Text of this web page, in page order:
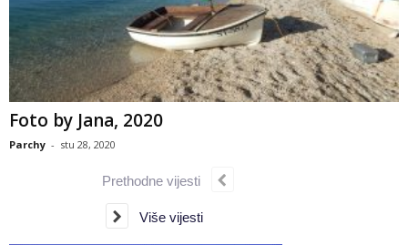
Foto by Jana, 2020
Parchy - stu 28, 2020
Prethodne vijesti
Više vijesti